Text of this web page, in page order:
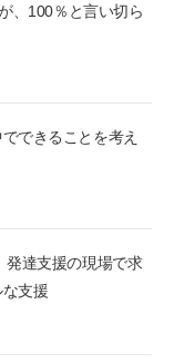
、100％と言い切ら
できることを考え
発達支援の現場で求
支援